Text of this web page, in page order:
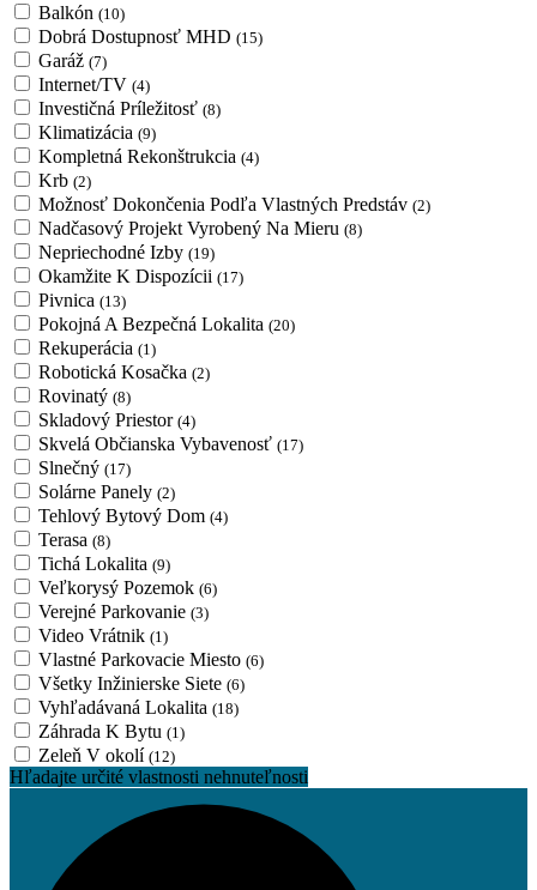
Balkón (10)
Dobrá Dostupnosť MHD (15)
Garáž (7)
Internet/TV (4)
Investičná Príležitosť (8)
Klimatizácia (9)
Kompletná Rekonštrukcia (4)
Krb (2)
Možnosť Dokončenia Podľa Vlastných Predstáv (2)
Nadčasový Projekt Vyrobený Na Mieru (8)
Nepriechodné Izby (19)
Okamžite K Dispozícii (17)
Pivnica (13)
Pokojná A Bezpečná Lokalita (20)
Rekuperácia (1)
Robotická Kosačka (2)
Rovinatý (8)
Skladový Priestor (4)
Skvelá Občianska Vybavenosť (17)
Slnečný (17)
Solárne Panely (2)
Tehlový Bytový Dom (4)
Terasa (8)
Tichá Lokalita (9)
Veľkorysý Pozemok (6)
Verejné Parkovanie (3)
Video Vrátnik (1)
Vlastné Parkovacie Miesto (6)
Všetky Inžinierske Siete (6)
Vyhľadávaná Lokalita (18)
Záhrada K Bytu (1)
Zeleň V okolí (12)
Hľadajte určité vlastnosti nehnuteľnosti